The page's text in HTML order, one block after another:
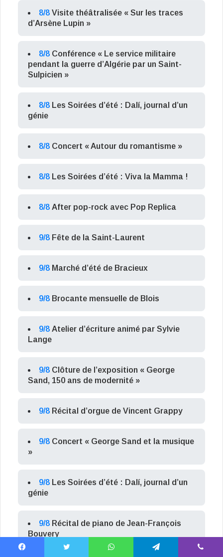
8/8 Visite théâtralisée « Sur les traces
d’Arsène Lupin »
8/8 Conférence « Le service militaire
pendant la guerre d’Algérie par un Saint-
Sulpicien »
8/8 Les Soirées d’été : Dalí, journal d’un
génie
8/8 Concert « Autour du romantisme »
8/8 Les Soirées d’été : Viva la Mamma !
8/8 After pop-rock avec Pop Replica
9/8 Fête de la Saint-Laurent
9/8 Marché d’été de Bracieux
9/8 Brocante mensuelle de Blois
9/8 Atelier d’écriture animé par Sylvie
Lange
9/8 Clôture de l’exposition « George
Sand, 150 ans de modernité »
9/8 Récital d’orgue de Vincent Grappy
9/8 Concert « George Sand et la musique
»
9/8 Les Soirées d’été : Dalí, journal d’un
génie
9/8 Récital de piano de Jean-François
Bouvery